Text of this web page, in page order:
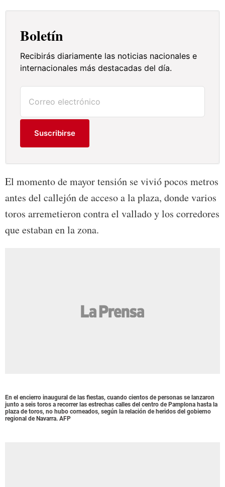
Boletín
Recibirás diariamente las noticias nacionales e
internacionales más destacadas del día.
Suscribirse
El momento de mayor tensión se vivió pocos metros
antes del callejón de acceso a la plaza, donde varios
toros arremetieron contra el vallado y los corredores
que estaban en la zona.
En el encierro inaugural de las fiestas, cuando cientos de personas se lanzaron
junto a seis toros a recorrer las estrechas calles del centro de Pamplona hasta la
plaza de toros, no hubo corneados, según la relación de heridos del gobierno
regional de Navarra. AFP